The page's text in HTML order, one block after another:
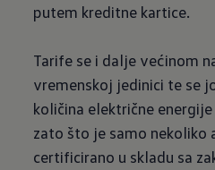
putem kreditne kartice.
Tarife se i dalje većinom
vremenskoj jedinici te se
količina električne
zato što je samo nekoliko
certificirano u skladu sa